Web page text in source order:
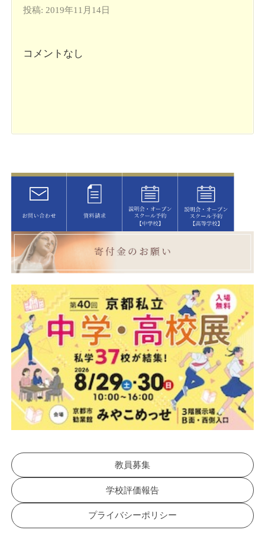
投稿: 2019年11月14日
コメントなし
教員募集
学校評価報告
プライバシーポリシー